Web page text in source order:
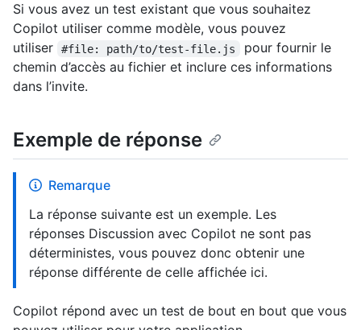
Si vous avez un test existant que vous souhaitez
Copilot utiliser comme modèle, vous pouvez
utiliser
#file: path/to/test-file.js
pour fournir le
chemin d’accès au fichier et inclure ces informations
dans l’invite.
Exemple de réponse
Remarque
La réponse suivante est un exemple. Les
réponses Discussion avec Copilot ne sont pas
déterministes, vous pouvez donc obtenir une
réponse différente de celle affichée ici.
Copilot répond avec un test de bout en bout que vous